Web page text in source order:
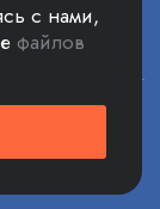
с нами,
файлов